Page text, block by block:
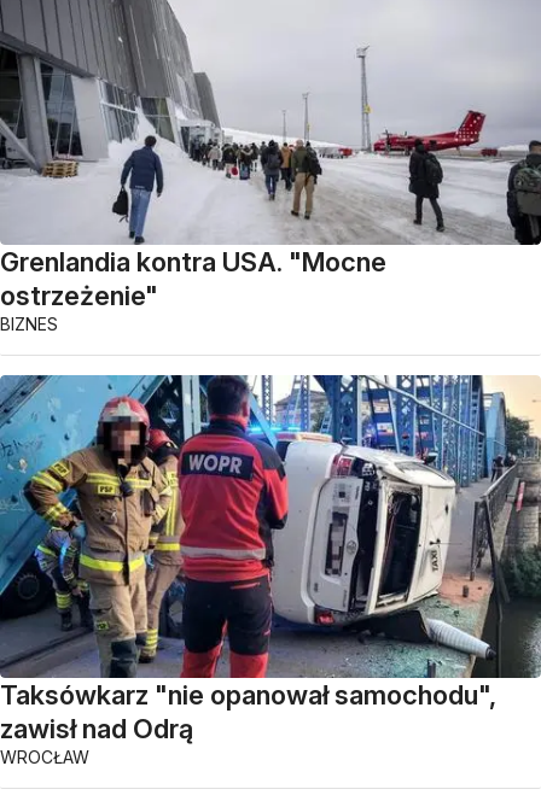
Grenlandia kontra USA. "Mocne
ostrzeżenie"
BIZNES
Taksówkarz "nie opanował samochodu",
zawisł nad Odrą
WROCŁAW